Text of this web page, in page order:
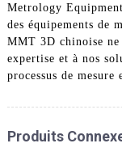
Metrology
des équipements de
MMT 3D chinoise
expertise et à nos
processus de mesure
Produits